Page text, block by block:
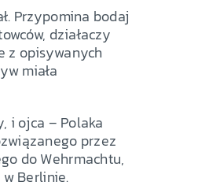
Przypomina bodaj
działaczy
z opisywanych
miała
i ojca – Polaka
przez
do Wehrmachtu,
Berlinie.